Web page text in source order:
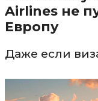
Airlines не
Европу
Даже если